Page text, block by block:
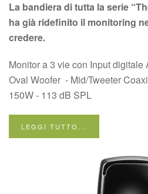
La bandiera di tutta la serie
ha già ridefinito il monitoring
credere.
Monitor a 3 vie con Input
Oval Woofer - Mid/Tweeter
150W - 113 dB SPL
LEGGI TUTTO...